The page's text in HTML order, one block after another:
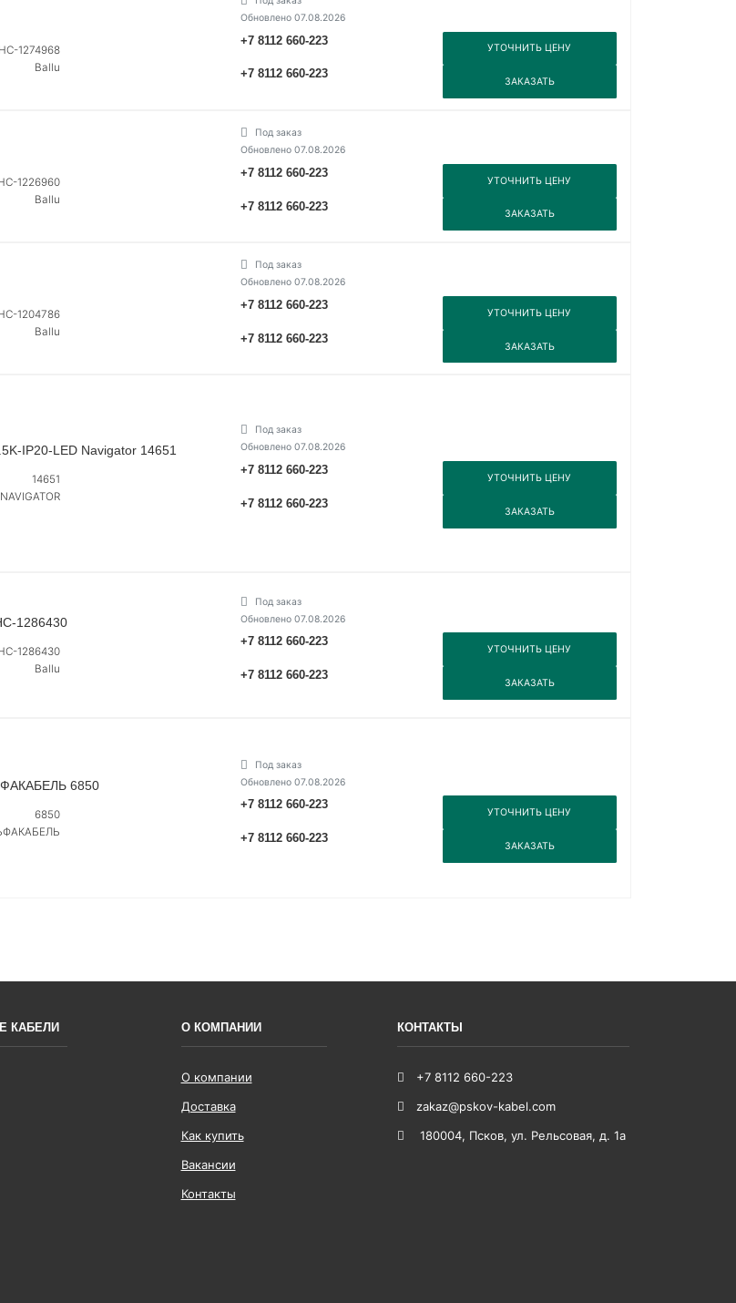
НС-1274968
Ballu
Обновлено 07.08.2026
+7 8112 660-223
УТОЧНИТЬ ЦЕНУ
+7 8112 660-223
ЗАКАЗАТЬ
1226960
Ballu
Под заказ
Обновлено 07.08.2026
+7 8112 660-223
УТОЧНИТЬ ЦЕНУ
+7 8112 660-223
ЗАКАЗАТЬ
1204786
Ballu
Под заказ
Обновлено 07.08.2026
+7 8112 660-223
УТОЧНИТЬ ЦЕНУ
+7 8112 660-223
ЗАКАЗАТЬ
IP20-LED Navigator 14651
14651
NAVIGATOR
Под заказ
Обновлено 07.08.2026
+7 8112 660-223
УТОЧНИТЬ ЦЕНУ
+7 8112 660-223
ЗАКАЗАТЬ
1286430
1286430
Ballu
Под заказ
Обновлено 07.08.2026
+7 8112 660-223
УТОЧНИТЬ ЦЕНУ
+7 8112 660-223
ЗАКАЗАТЬ
6850
6850
Под заказ
Обновлено 07.08.2026
+7 8112 660-223
УТОЧНИТЬ ЦЕНУ
+7 8112 660-223
ЗАКАЗАТЬ
КАБЕЛИ О КОМПАНИИ
О компании
Доставка
Как купить
Вакансии
Контакты
КОНТАКТЫ
+7 8112 660-223
zakaz@pskov-kabel.com
180004, Псков, ул. Рельсовая, д. 1а